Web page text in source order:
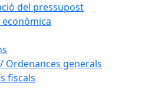
del pressupost
Ordenances generals
fiscals